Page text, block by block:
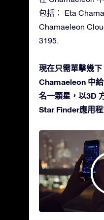
包括： Eta
Chamaeleon
3195.
現在只需單擊幾
Chamaeleon 中
名一顆星，以3D
Star Finder應用程